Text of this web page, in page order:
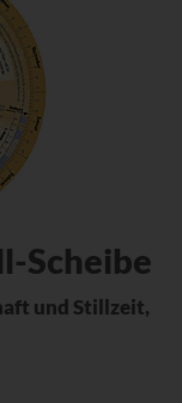
Scheibe
und Stillzeit,